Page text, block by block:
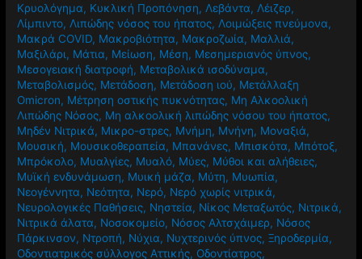
Κρυολόγημα, Κυκλική Προπόνηση, Λεβάντα, Λέιζερ,
Λίμπιντο, Λιπώδης νόσος του ήπατος, Λοιμώξεις πνεύμονα,
Μακρά COVID, Μακροβιότητα, Μακροζωία, Μαλλιά,
Μαξιλάρι, Μάτια, Μείωση, Μέση, Μεσημεριανός ύπνος,
Μεσογειακή διατροφή, Μεταβολικά ισοδύναμα,
Μεταβολισμός, Μετάδοση, Μετάδοση ιού, Μετάλλαξη
Omicron, Μέτρηση οστικής πυκνότητας, Μη Αλκοολική
Λιπώδης Νόσος, Μη αλκοολική λιπώδης νόσου του ήπατος,
Μηδέν Νιτρικά, Μικρο-στρες, Μνήμη, Μνήνη, Μοναξιά,
Μουσική, Μουσικοθεραπεία, Μπανάνες, Μπισκότα, Μπότοξ,
Μπρόκολο, Μυαλγίες, Μυαλό, Μύες, Μύθοι και αλήθειες,
Μυϊκή ενδυνάμωση, Μυική μάζα, Μύτη, Μυωπία,
Νεογέννητα, Νεότητα, Νερό, Νερό χωρίς νιτρικά,
Νευρολογικές Παθήσεις, Νηστεία, Νίκος Μεταξωτός, Νιτρικά,
Νιτρικά άλατα, Νοσοκομείο, Νόσος Αλτσχάιμερ, Νόσος
Πάρκινσον, Ντροπή, Νύχια, Νυχτερινός ύπνος,Ξηροδερμία,
Οδοντιατρικός σύλλογος Αττικής, Οδοντίατρος,